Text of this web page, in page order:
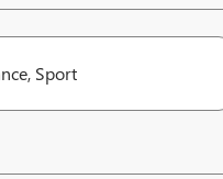
Sport